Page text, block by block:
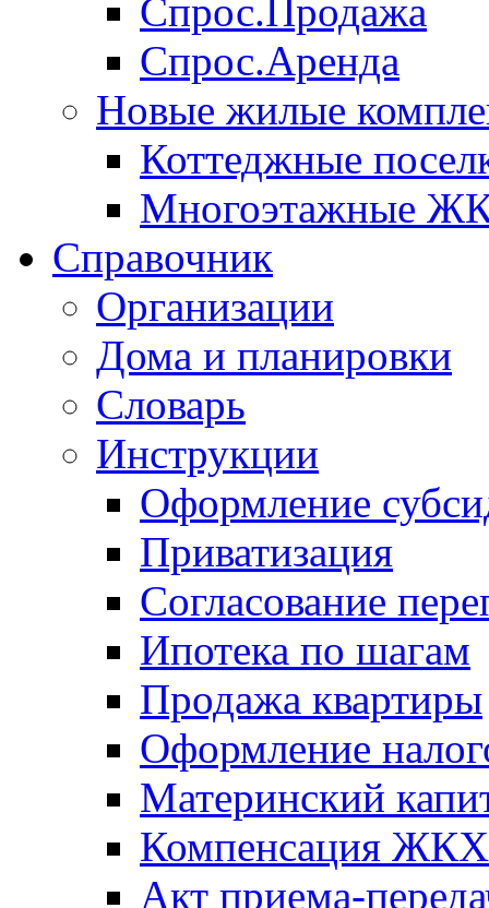
Спрос.Продажа
Спрос.Аренда
Новые жилые
Коттеджные
Многоэтажные
Справочник
Организации
Дома и планировки
Словарь
Инструкции
Оформление
Приватизация
Согласование
Ипотека по шагам
Продажа квартиры
Оформление
Материнский
Компенсация ЖКХ
Акт приема-